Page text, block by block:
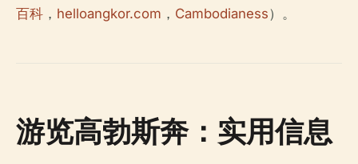
百科 ， helloangkor.com ， Cambodianess）。
游览高勃斯奔：实用信息